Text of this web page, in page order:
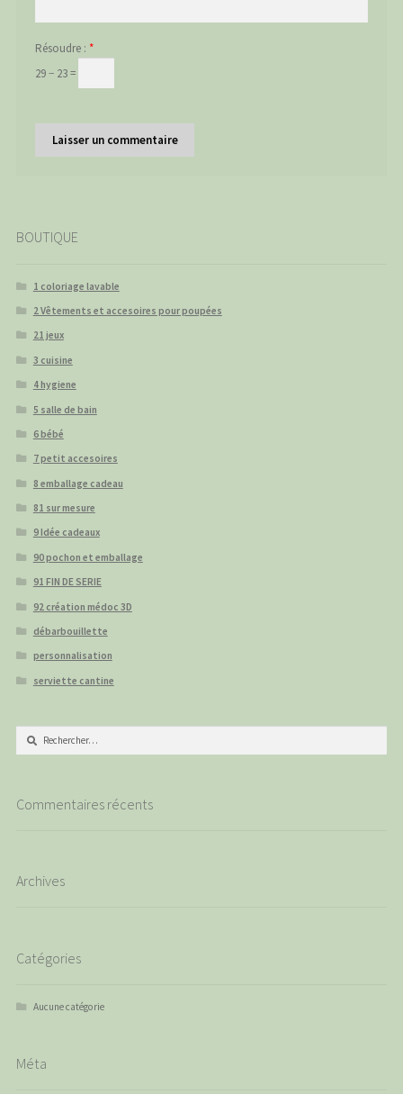
Résoudre : *
29 − 23 =
BOUTIQUE
1 coloriage lavable
2 Vêtements et accesoires pour poupées
21 jeux
3 cuisine
4 hygiene
5 salle de bain
6 bébé
7 petit accesoires
8 emballage cadeau
81 sur mesure
9 Idée cadeaux
90 pochon et emballage
91 FIN DE SERIE
92 création médoc 3D
débarbouillette
personnalisation
serviette cantine
Rechercher :
Commentaires récents
Archives
Catégories
Aucune catégorie
Méta